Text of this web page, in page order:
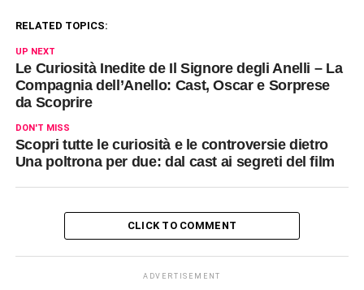
RELATED TOPICS:
UP NEXT
Le Curiosità Inedite de Il Signore degli Anelli – La
Compagnia dell’Anello: Cast, Oscar e Sorprese
da Scoprire
DON'T MISS
Scopri tutte le curiosità e le controversie dietro
Una poltrona per due: dal cast ai segreti del film
CLICK TO COMMENT
ADVERTISEMENT